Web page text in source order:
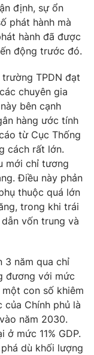
sản
Việt
bằng AI
định, sự ổn
phát hành mà
hành đã được
động trước đó.
TPDN đạt
chuyên gia
bên cạnh
hàng ước tính
từ Cục Thống
cách rất lớn.
mới chỉ tương
Điều này phản
thuộc quá lớn
trong khi trái
vốn trung và
3 năm qua chỉ
đương với mức
con số khiêm
Chính phủ là
năm 2030.
mức 11% GDP.
dù khối lượng